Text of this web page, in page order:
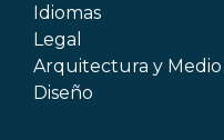
Idiomas
Legal
Arquitectura y
Diseño